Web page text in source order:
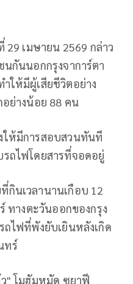
29 เมษายน 2569 กล่าว
นกันนอกกรุงจาการ์ตา
ให้มีผู้เสียชีวิตอย่าง
ย่างน้อย 88 คน
ให้มีการสอบสวนทันที
ถไฟโดยสารที่จอดอยู่
กินเวลานานเกือบ 12
ทางตะวันออกของกรุง
ถไฟที่พังยับเยินหลังเกิด
ทร์
" โมฮัมหมัด ซยาฟี